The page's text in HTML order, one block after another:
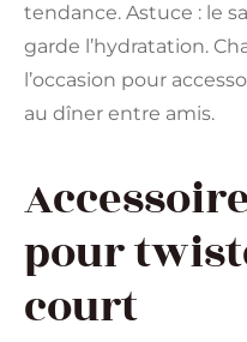
tendance. Astuce : le
garde l’hydratation.
l’occasion pour
au dîner entre amis.
pour
court